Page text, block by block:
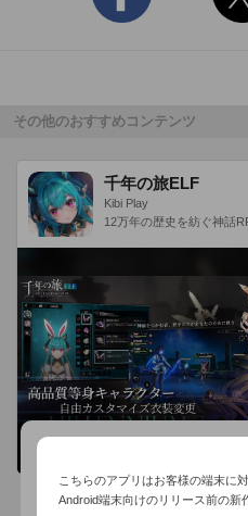
その他のおすすめコンテンツ
千年の旅ELF
Kibi Play
12万年の歴史を紡ぐ神話
こちらのアプリはお客様の端末に
Android端末向けのリリース前の新